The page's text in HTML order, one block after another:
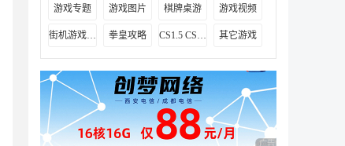
游戏专题 游戏图片 棋牌桌游 游戏视频
街机游戏出招表 拳皇攻略 CS1.5 CS1.6攻略 其它游戏
广告 商业广告，理性